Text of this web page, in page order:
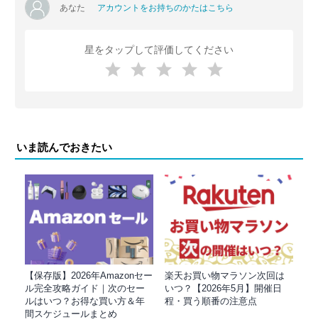
あなた アカウントをお持ちのかたはこちら
星をタップして評価してください
いま読んでおきたい
【保存版】2026年Amazonセー
ル完全攻略ガイド｜次のセー
ルはいつ？お得な買い方＆年
間スケジュールまとめ
楽天お買い物マラソン次回は
いつ？【2026年5月】開催日
程・買う順番の注意点